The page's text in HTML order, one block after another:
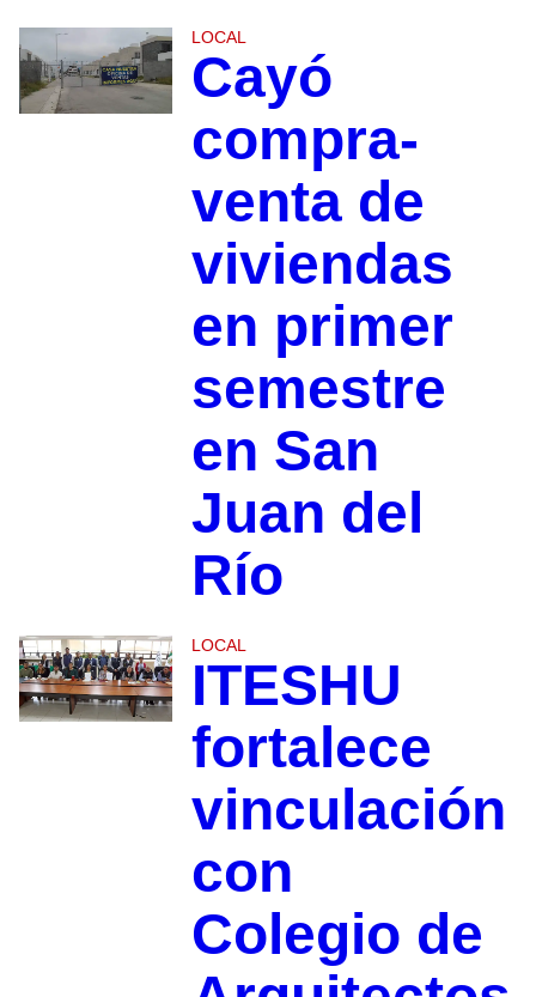
LOCAL
Cayó
compra-
venta de
viviendas
en primer
semestre
en San
Juan del
Río
LOCAL
ITESHU
fortalece
vinculación
con
Colegio de